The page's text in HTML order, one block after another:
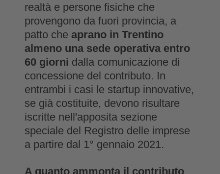
realtà e persone fisiche che
provengono da fuori provincia, a
patto che aprano in Trentino
almeno una sede operativa entro
60 giorni dalla comunicazione di
concessione del contributo. In
entrambi i casi le startup innovative,
se già costituite, devono risultare
iscritte nell'apposita sezione
speciale del Registro delle imprese
a partire dal 1° gennaio 2021.
A quanto ammonta il contributo